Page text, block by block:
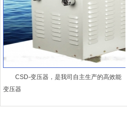
CSD-变压器，是我司自主生产的高效能
变压器